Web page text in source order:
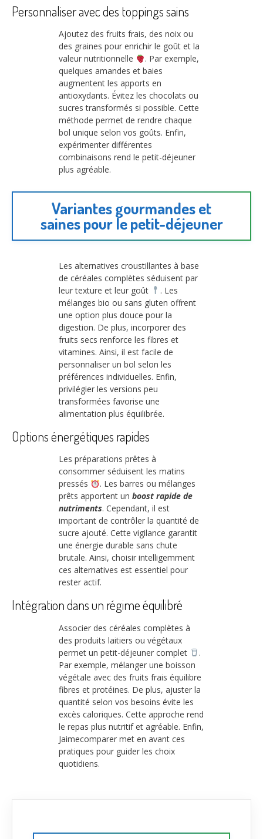
Personnaliser avec des toppings sains
Ajoutez des fruits frais, des noix ou
des graines pour enrichir le goût et la
valeur nutritionnelle
. Par exemple,
quelques amandes et baies
augmentent les apports en
antioxydants. Évitez les chocolats ou
sucres transformés si possible. Cette
méthode permet de rendre chaque
bol unique selon vos goûts. Enfin,
expérimenter différentes
combinaisons rend le petit-déjeuner
plus agréable.
Variantes gourmandes et
saines pour le petit-déjeuner
Les alternatives croustillantes à base
de céréales complètes séduisent par
leur texture et leur goût
. Les
mélanges bio ou sans gluten offrent
une option plus douce pour la
digestion. De plus, incorporer des
fruits secs renforce les fibres et
vitamines. Ainsi, il est facile de
personnaliser un bol selon les
préférences individuelles. Enfin,
privilégier les versions peu
transformées favorise une
alimentation plus équilibrée.
Options énergétiques rapides
Les préparations prêtes à
consommer séduisent les matins
pressés
. Les barres ou mélanges
prêts apportent un boost rapide de
nutriments. Cependant, il est
important de contrôler la quantité de
sucre ajouté. Cette vigilance garantit
une énergie durable sans chute
brutale. Ainsi, choisir intelligemment
ces alternatives est essentiel pour
rester actif.
Intégration dans un régime équilibré
Associer des céréales complètes à
des produits laitiers ou végétaux
permet un petit-déjeuner complet
.
Par exemple, mélanger une boisson
végétale avec des fruits frais équilibre
fibres et protéines. De plus, ajuster la
quantité selon vos besoins évite les
excès caloriques. Cette approche rend
le repas plus nutritif et agréable. Enfin,
Jaimecomparer met en avant ces
pratiques pour guider les choix
quotidiens.